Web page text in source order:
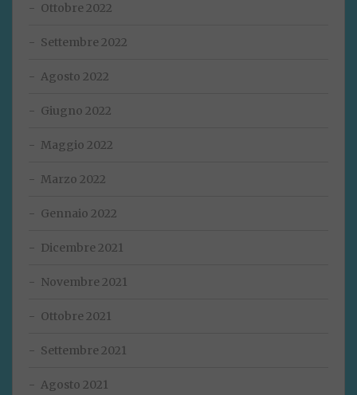
Ottobre 2022
Settembre 2022
Agosto 2022
Giugno 2022
Maggio 2022
Marzo 2022
Gennaio 2022
Dicembre 2021
Novembre 2021
Ottobre 2021
Settembre 2021
Agosto 2021